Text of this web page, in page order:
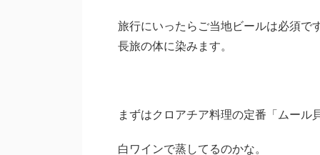
旅行にいったらご当地ビールは必須です
長旅の体に染みます。
まずはクロアチア料理の定番「ムール
白ワインで蒸してるのかな。